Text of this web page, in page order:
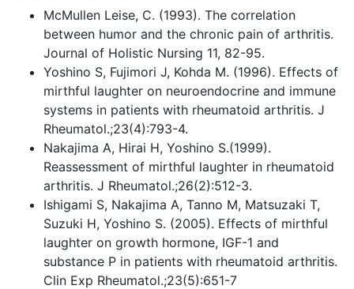
McMullen Leise, C. (1993). The correlation
between humor and the chronic pain of arthritis.
Journal of Holistic Nursing 11, 82-95.
Yoshino S, Fujimori J, Kohda M. (1996). Effects of
mirthful laughter on neuroendocrine and immune
systems in patients with rheumatoid arthritis. J
Rheumatol.;23(4):793-4.
Nakajima A, Hirai H, Yoshino S.(1999).
Reassessment of mirthful laughter in rheumatoid
arthritis. J Rheumatol.;26(2):512-3.
Ishigami S, Nakajima A, Tanno M, Matsuzaki T,
Suzuki H, Yoshino S. (2005). Effects of mirthful
laughter on growth hormone, IGF-1 and
substance P in patients with rheumatoid arthritis.
Clin Exp Rheumatol.;23(5):651-7